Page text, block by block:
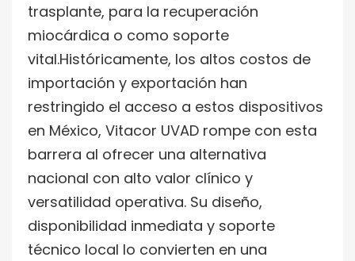
trasplante, para la recuperación
miocárdica o como soporte
vital.Históricamente, los altos costos de
importación y exportación han
restringido el acceso a estos dispositivos
en México, Vitacor UVAD rompe con esta
barrera al ofrecer una alternativa
nacional con alto valor clínico y
versatilidad operativa. Su diseño,
disponibilidad inmediata y soporte
técnico local lo convierten en una